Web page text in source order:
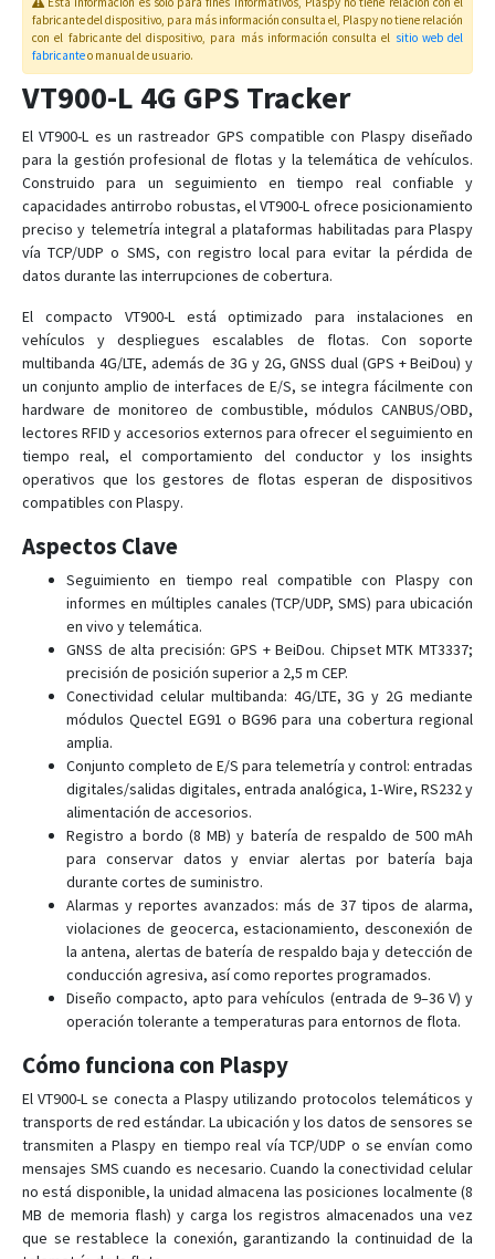
PT28S
PT29
PT32
PT55
PT60
PT60-L
PT66
PT81
VT005
VT100
VT110
VT120-L
VT130-L
VT140
VT150
VT150-L
VT200
VT200-L
VT202
VT206
VT206
VT300
VT300-L
VT600
VT600-3G
VT800
VT800-L
VT900
VT900-G
fabricante del dispositivo, para más información consulta el, Plaspy no tiene relación
con el fabricante del dispositivo, para más información consulta el sitio web del
fabricanteo manual de usuario.
VT900-L 4G GPS Tracker
El VT900-L es un rastreador GPS compatible con Plaspy diseñado
para la gestión profesional de flotas y la telemática de vehículos.
Construido para un seguimiento en tiempo real confiable y
capacidades antirrobo robustas, el VT900-L ofrece posicionamiento
preciso y telemetría integral a plataformas habilitadas para Plaspy
vía TCP/UDP o SMS, con registro local para evitar la pérdida de
datos durante las interrupciones de cobertura.
El compacto VT900-L está optimizado para instalaciones en
vehículos y despliegues escalables de flotas. Con soporte
multibanda 4G/LTE, además de 3G y 2G, GNSS dual (GPS + BeiDou) y
un conjunto amplio de interfaces de E/S, se integra fácilmente con
hardware de monitoreo de combustible, módulos CANBUS/OBD,
lectores RFID y accesorios externos para ofrecer el seguimiento en
tiempo real, el comportamiento del conductor y los insights
operativos que los gestores de flotas esperan de dispositivos
compatibles con Plaspy.
Aspectos Clave
Seguimiento en tiempo real compatible con Plaspy con
informes en múltiples canales (TCP/UDP, SMS) para ubicación
en vivo y telemática.
GNSS de alta precisión: GPS + BeiDou. Chipset MTK MT3337;
precisión de posición superior a 2,5 m CEP.
Conectividad celular multibanda: 4G/LTE, 3G y 2G mediante
módulos Quectel EG91 o BG96 para una cobertura regional
amplia.
Conjunto completo de E/S para telemetría y control: entradas
digitales/salidas digitales, entrada analógica, 1‑Wire, RS232 y
alimentación de accesorios.
Registro a bordo (8 MB) y batería de respaldo de 500 mAh
para conservar datos y enviar alertas por batería baja
durante cortes de suministro.
Alarmas y reportes avanzados: más de 37 tipos de alarma,
violaciones de geocerca, estacionamiento, desconexión de
la antena, alertas de batería de respaldo baja y detección de
conducción agresiva, así como reportes programados.
Diseño compacto, apto para vehículos (entrada de 9–36 V) y
operación tolerante a temperaturas para entornos de flota.
Cómo funciona con Plaspy
El VT900-L se conecta a Plaspy utilizando protocolos telemáticos y
transports de red estándar. La ubicación y los datos de sensores se
transmiten a Plaspy en tiempo real vía TCP/UDP o se envían como
mensajes SMS cuando es necesario. Cuando la conectividad celular
no está disponible, la unidad almacena las posiciones localmente (8
MB de memoria flash) y carga los registros almacenados una vez
que se restablece la conexión, garantizando la continuidad de la